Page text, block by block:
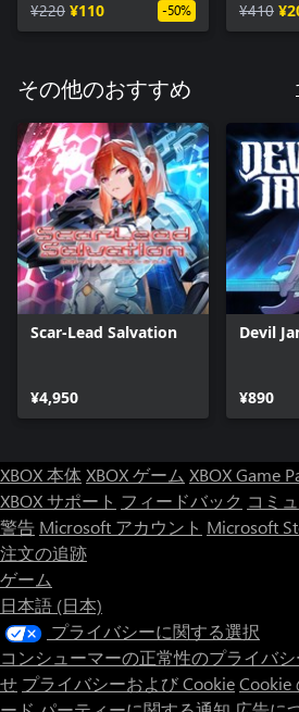
¥220 ¥110 -50% ¥410
その他のおすすめ
Scar-Lead Salvation
¥4,950
Devil
¥890
XBOX 本体XBOX ゲーム XBOX Game
XBOX サポート フィードバック コミ
警告 Microsoft アカウント Microsoft
注文の追跡
ゲーム
日本語 (日本)
プライバシーに関する選択
コンシューマーの正常性のプライバシ
せ プライバシーおよび CookieCookie